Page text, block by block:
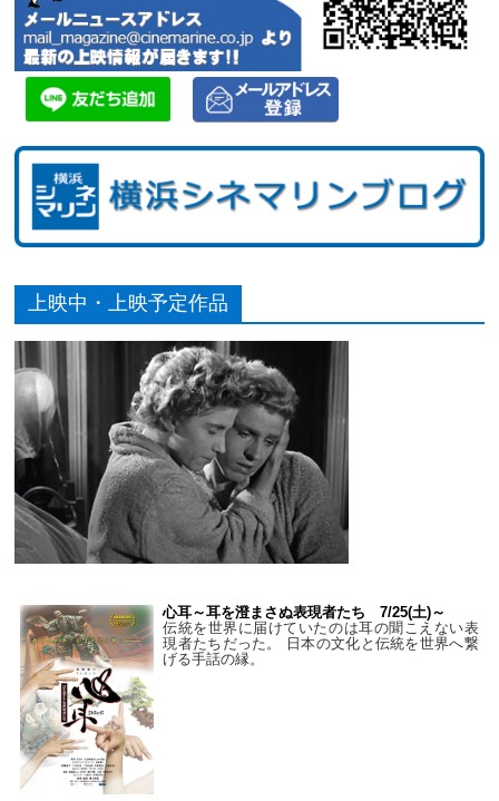
上映中・上映予定作品
心耳～耳を澄まさぬ表現者たち 7/25(土)～
伝統を世界に届けていたのは耳の聞こえない表
現者たちだった。 日本の文化と伝統を世界へ繋
げる手話の縁。